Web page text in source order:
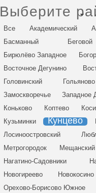
Выберите
Все Академический
Басманный
Беговой
Бирюлёво Западное
Восточное Дегунино
Головинский
Гольяново
Замоскворечье
Западное
Коньково
Коптево
Кузьминки
Кунцево
Лосиноостровский
Метрогородок
Мещанский
Нагатино-Садовники
Новогиреево
Новокосино
Орехово-Борисово Южное